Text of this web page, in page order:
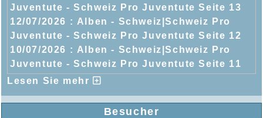
Juventute - Schweiz Pro Juventute Seite 13
12/07/2026 : Alben - Schweiz|Schweiz Pro
Juventute - Schweiz Pro Juventute Seite 12
10/07/2026 : Alben - Schweiz|Schweiz Pro
Juventute - Schweiz Pro Juventute Seite 11
Lesen Sie mehr
Besucher